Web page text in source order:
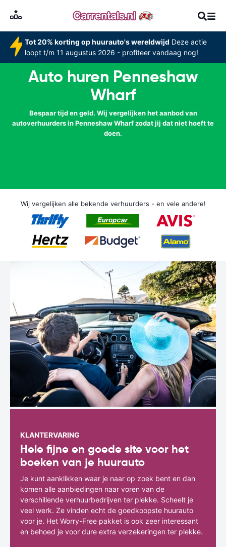
Tot 20% korting op huurauto's wereldwijd Deze actie
loopt t/m 11 augustus 2026 - profiteer vandaag nog!
Auto huren Penneshaw
Wharf
Bespaar tijd en geld. Wij vergelijken het aanbod van
autoverhuurders in Penneshaw Wharf zodat jij dat niet hoeft te
doen.
Wij vergelijken alle bekende verhuurders - en vele andere!
KLANTERVARING
Hele fijne en goede site voor het
boeken van je huurauto
Je kunt aanklikken waar je naar op zoek bent en dan
komen alle aanbiedingen naar voren van de
verschillende verhuurbedrijven ter plekke. Scheelt je
veel werk. Ze vinden echt de goedkoopste huurauto
voor je. Het Worry-Free pakket is ook zeer interessant
en behoed je voor dure extra verzekeringen ter plekke.